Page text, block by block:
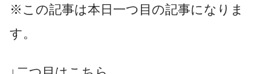
※この記事は本日一つ目の記事になりま
す。